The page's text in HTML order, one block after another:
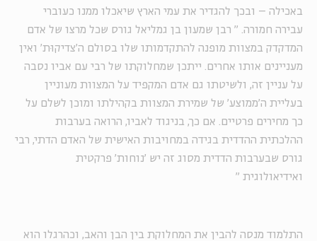
באכילה – ובכך להגדיר את עמי הארץ שיאכלו ממנו כעוברי
עבירה חמורה. " רבן שמעון בן גמליאל גורס שכל מרצו של אדם
המדקדק במצוות מופנה להתקדמותו שלו בסולם ה'צדיקוּת' ואין
מעניינים אותו אחרים. ייתכן שמחלוקתו של רבי עם אביו נסבה
על עניין זה, ולשיטתו גם אדם המקפיד על המצוות מעוניין
בעליית ה'ממוצע' של שמירת המצוות בקהילתו ומוכן לשלם על
כך מחירים פרטיים. אם כך, בניגוד לאביו, הרואה בערבות
ההלכתית ההדדית בגידה במחויבות האישית של האדם הדתי, רבי
גורס שבערבות הדדית מסוג זה יש 'נוחות' פרקטית
ואידיאולוגית "
התלמוד מנסה להבין את המחלוקת בין הבן והאב, וכהרגלו הוא